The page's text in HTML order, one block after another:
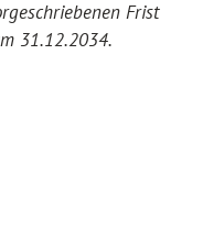
Frist
31.12.2034.